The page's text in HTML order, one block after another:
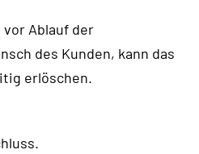
vor Ablauf der
des Kunden, kann das
erlöschen.